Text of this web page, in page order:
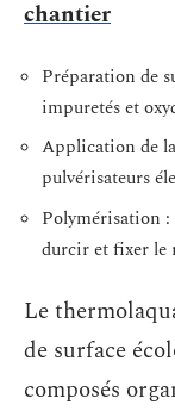
chantier
Préparation de
impuretés et
Application de
pulvérisateurs
Polymérisation :
durcir et fixer le
Le
de surface
composés